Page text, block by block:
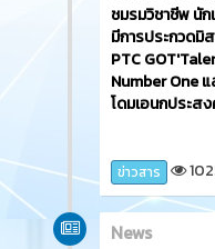
วันอังคารที่ 26
ราชการจังหวัด
ปลอดภัย เมือง
อาชญากรรม ช่
เมศร์ พัชราอริย
และนายไกรวัฒ
ยนต์ ครูแผนกวิ
วิชาช่างยนต์ เ
กลาง ถนนเลีย